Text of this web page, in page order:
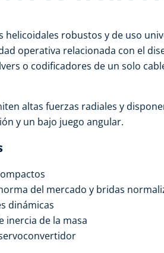
robustos y de uso
operativa relacionada con el
o codificadores de un solo
altas fuerzas radiales y
y un bajo juego angular.
del mercado y bridas
dinámicas
inercia de la masa